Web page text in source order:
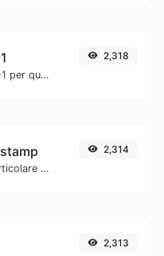
Genera un hash SHA-1 per qualsiasi input di stringa.
2,318
Converti una data particolare nel formato timestamp unix.
2,314
2,313